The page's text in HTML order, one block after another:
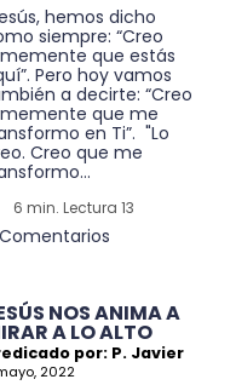
hemos dicho
siempre: “Creo
que estás
Pero hoy vamos
a decirte: “Creo
que me
en Ti”. "Lo
Creo que me
6 min. Lectura 13
NOS ANIMA A
A LO ALTO
por: P. Javier
2022